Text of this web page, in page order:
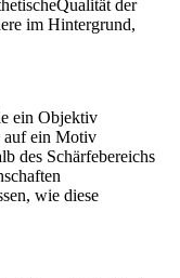
der
im Hintergrund,
ein Objektiv
auf ein Motiv
des Schärfebereichs
wie diese